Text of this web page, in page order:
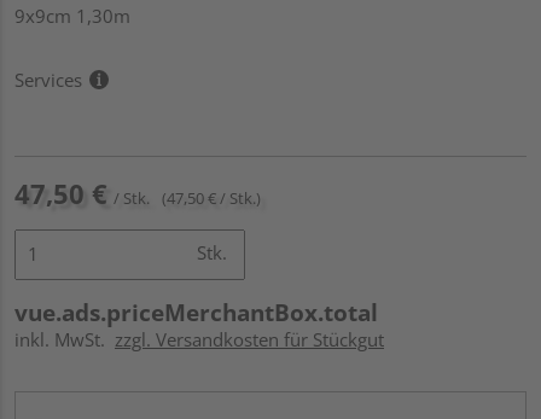
9x9cm 1,30m
Services
47,50 € / Stk. (47,50 € / Stk.)
Stk.
vue.ads.priceMerchantBox.total
inkl. MwSt. zzgl. Versandkosten für Stückgut